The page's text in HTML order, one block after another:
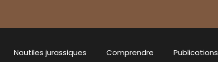
Nautiles jurassiques Comprendre Publications